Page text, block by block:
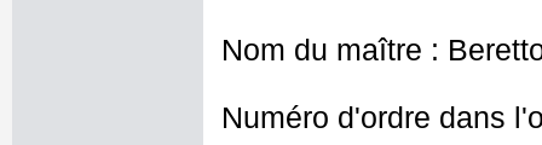
Nom du maître :
Numéro d'ordre dans